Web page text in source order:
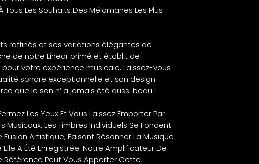
Tous Les Souhaits Des Mélomanes Les Plus
raffinés et ses variations élégantes de
de notre Linear primé et établit de
votre expérience musicale. Laissez-vous
sonore exceptionnelle et son design
que le son n’ a jamais été aussi beau !
Les Yeux Et Vous Laissez Emporter Par
Musicaux: Les Timbres Individuels Se Fondent
Artistique, Faisant Résonner La Musique
A Été Enregistrée. Notre Amplificateur De
Référence Peut Vous Apporter Cette